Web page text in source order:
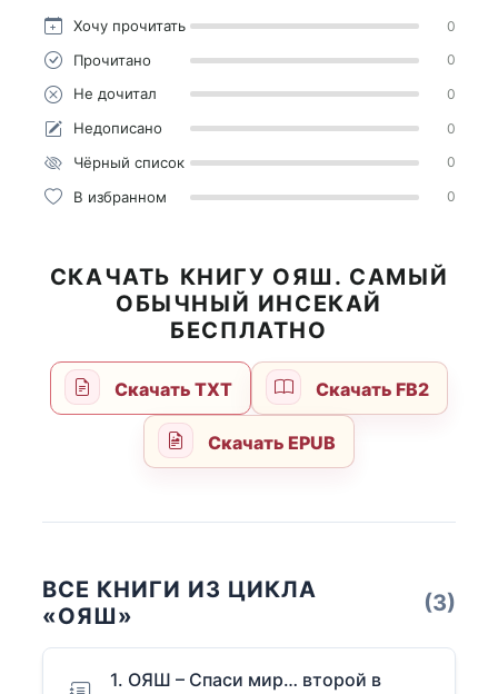
Хочу прочитать 0
Прочитано 0
Не дочитал 0
Недописано 0
Чёрный список 0
В избранном 0
СКАЧАТЬ КНИГУ ОЯШ. САМЫЙ
ОБЫЧНЫЙ ИНСЕКАЙ
БЕСПЛАТНО
Скачать TXT Скачать FB2
Скачать EPUB
ВСЕ КНИГИ ИЗ ЦИКЛА
«ОЯШ»
(3)
1. ОЯШ – Спаси мир… второй в